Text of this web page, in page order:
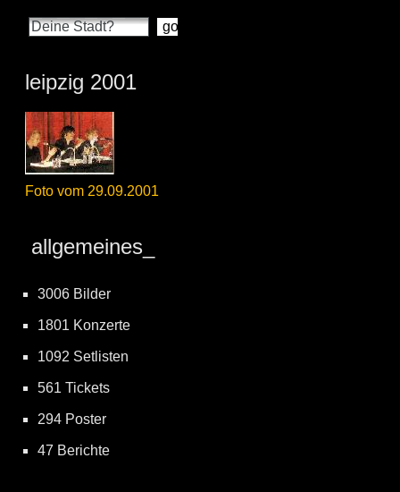
leipzig 2001
Foto vom 29.09.2001
allgemeines_
3006 Bilder
1801 Konzerte
1092 Setlisten
561 Tickets
294 Poster
47 Berichte